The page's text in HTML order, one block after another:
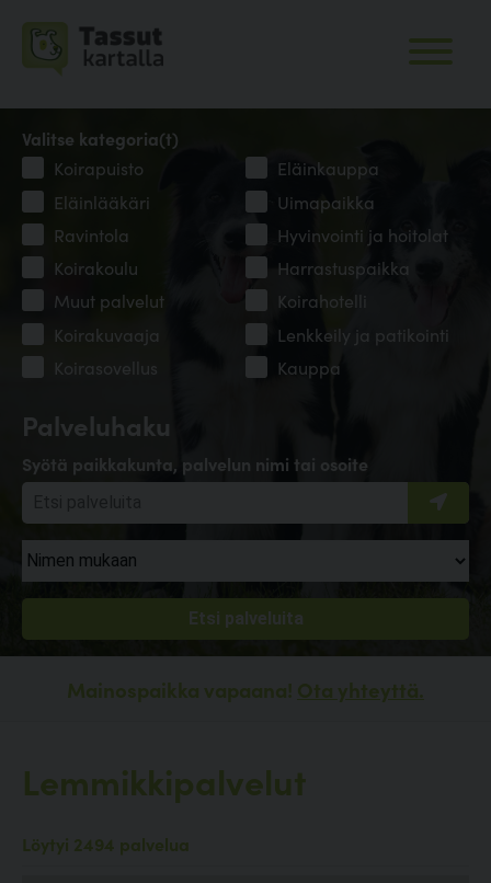
Palveluhaku
Syötä paikkakunta, palvelun nimi tai osoite
Valitse kategoria(t)
Koirapuisto
Eläinkauppa
Eläinlääkäri
Uimapaikka
Ravintola
Hyvinvointi ja hoitolat
Koirakoulu
Harrastuspaikka
Muut palvelut
Koirahotelli
Koirakuvaaja
Lenkkeily ja patikointi
Koirasovellus
Kauppa
Mainospaikka vapaana! Ota yhteyttä.
Lemmikkipalvelut
Löytyi 2494 palvelua